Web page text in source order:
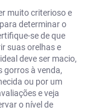
muito criterioso e
determinar o
se de que
suas orelhas e
deve ser macio,
gorros à venda,
ou por um
e veja
o nível de